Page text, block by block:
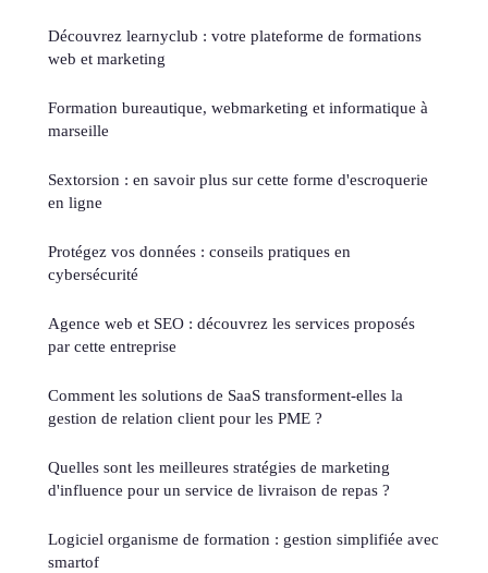
Découvrez learnyclub : votre plateforme de formations
web et marketing
Formation bureautique, webmarketing et informatique à
marseille
Sextorsion : en savoir plus sur cette forme d'escroquerie
en ligne
Protégez vos données : conseils pratiques en
cybersécurité
Agence web et SEO : découvrez les services proposés
par cette entreprise
Comment les solutions de SaaS transforment-elles la
gestion de relation client pour les PME ?
Quelles sont les meilleures stratégies de marketing
d'influence pour un service de livraison de repas ?
Logiciel organisme de formation : gestion simplifiée avec
smartof